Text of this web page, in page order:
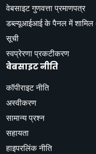
वेबसाइट गुणवत्ता प्रमाणपत्र
डब्ल्यूआईआई के पैनल में शामिल
सूची
स्वप्रेरणा प्रकटीकरण
वेबसाइट नीति
कॉपीराइट नीति
अस्वीकरण
सामान्य प्रश्न
सहायता
हाइपरलिंक नीति